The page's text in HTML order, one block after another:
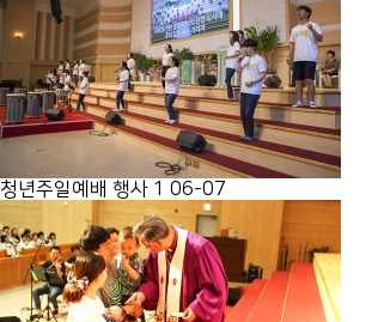
청년주일예배 행사 1 06-07